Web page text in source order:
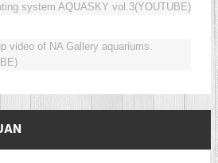
system AQUASKY vol.3(YOUTUBE)
video of NA Gallery aquariums.